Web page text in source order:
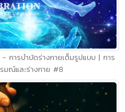
การบำบัดร่างกายเต็มรูปแบบ | การ
มณ์และร่างกาย #8